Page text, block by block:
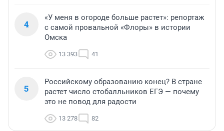
4
«У меня в огороде больше растет»: репортаж
с самой провальной «Флоры» в истории
Омска
13 393 41
5
Российскому образованию конец? В стране
растет число стобалльников ЕГЭ — почему
это не повод для радости
13 278 82